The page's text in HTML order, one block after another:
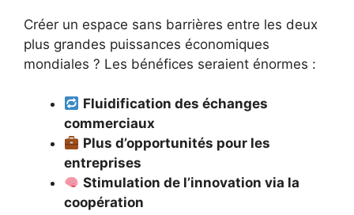
Créer un espace sans barrières entre les deux
plus grandes puissances économiques
mondiales ? Les bénéfices seraient énormes :
Fluidification des échanges
commerciaux
Plus d’opportunités pour les
entreprises
Stimulation de l’innovation via la
coopération